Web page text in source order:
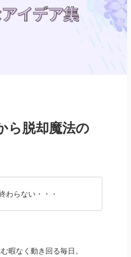
ら脱却魔法の
わらない・・・
暇なく動き回る毎日。